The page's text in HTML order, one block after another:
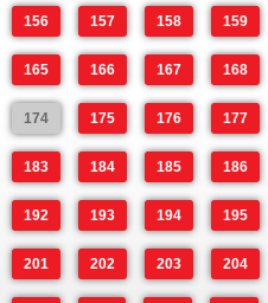
156 157 158 159
165 166 167 168
174 175 176 177
183 184 185 186
192 193 194 195
201 202 203 204